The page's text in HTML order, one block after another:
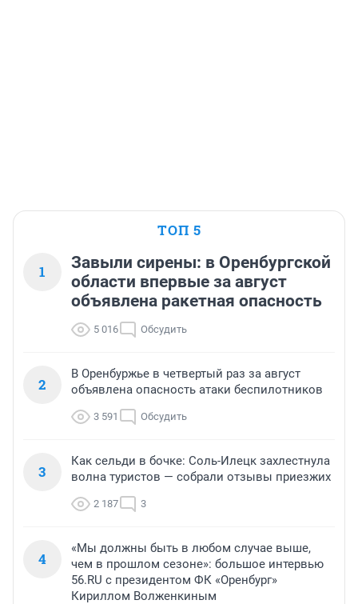
ТОП 5
1
Завыли сирены: в Оренбургской
области впервые за август
объявлена ракетная опасность
5 016 Обсудить
2
В Оренбуржье в четвертый раз за август
объявлена опасность атаки беспилотников
3 591 Обсудить
3
Как сельди в бочке: Соль-Илецк захлестнула
волна туристов — собрали отзывы приезжих
2 187 3
4
«Мы должны быть в любом случае выше,
чем в прошлом сезоне»: большое интервью
56.RU с президентом ФК «Оренбург»
Кириллом Волженкиным